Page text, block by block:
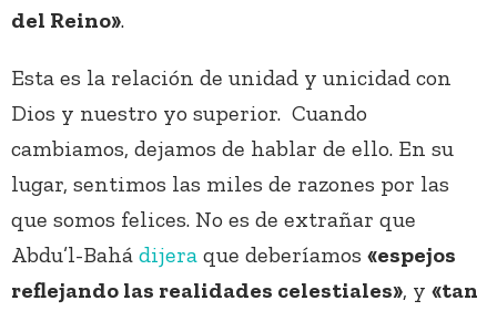
del Reino».
Esta es la relación de unidad y unicidad con
Dios y nuestro yo superior. Cuando
cambiamos, dejamos de hablar de ello. En su
lugar, sentimos las miles de razones por las
que somos felices. No es de extrañar que
Abdu’l-Bahá dijera que deberíamos «espejos
reflejando las realidades celestiales», y «tan